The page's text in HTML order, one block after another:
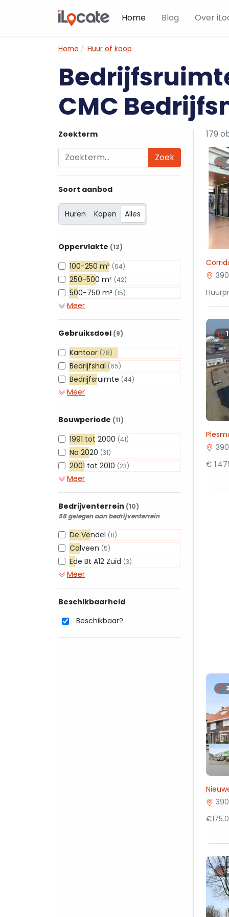
Home Blog Over
Home Huur of koop
CMC
Zoekterm
Zoek
Soort aanbod
Huren Kopen Alles
Oppervlakte (12)
100-250 m² (64)
250-500 m² (42)
500-750 m² (15)
Meer
Gebruiksdoel (9)
Kantoor (78)
Bedrijfshal (65)
Bedrijfsruimte (44)
Meer
Bouwperiode (11)
1991 tot 2000 (41)
Na 2020 (31)
2001 tot 2010 (23)
Meer
Bedrijventerrein (10)
58 gelegen aan bedrijventerrein
De Vendel (11)
Calveen (5)
Ede Bt A12 Zuid (3)
Meer
Beschikbaarheid
Beschikbaar?
179
€